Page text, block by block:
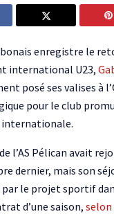
enregistre le
international U23,
posé ses valises à
pour le club promu
internationale.
l’AS Pélican avait
dernier, mais son
le projet sportif
d’une saison, selon